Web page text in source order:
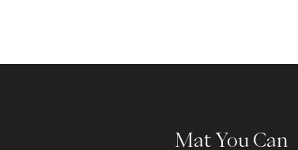
Mat You Can